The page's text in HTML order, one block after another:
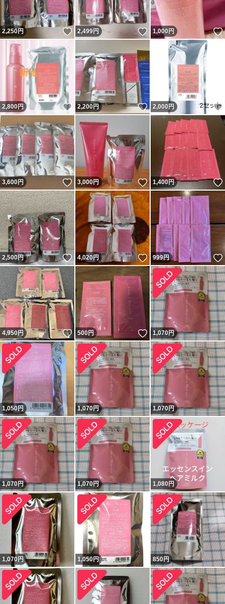
2,250円 いいね！
2,499円 いいね！
1,000円
2,800円 いいね！
2,200円 いいね！
2,000 円
3,600円 いいね！
3,000円 いいね！
1,400円
2,500円 いいね！
4,020円 いいね！
999円
4,950円 いいね！
500円 いいね！
1,070円
1,050円 1,070円 1,070円
1,070円 1,070円 1,080円
1,070円 1,050円 850円